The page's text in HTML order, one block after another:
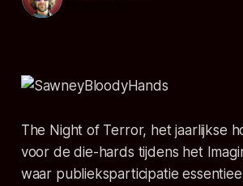
The Night of Terror, het jaarlijkse
voor de die-hards tijdens het
waar publieksparticipatie